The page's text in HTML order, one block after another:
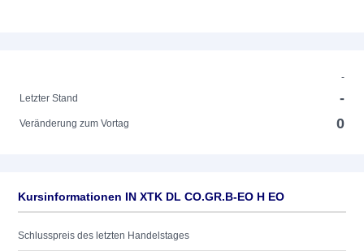
-
Letzter Stand
-
Veränderung zum Vortag 0
Kursinformationen IN XTK DL CO.GR.B-EO H EO
Schlusspreis des letzten Handelstages